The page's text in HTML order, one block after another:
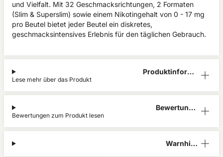
und Vielfalt. Mit 32 Geschmacksrichtungen, 2 Formaten
(Slim & Superslim) sowie einem Nikotingehalt von 0 - 17 mg
pro Beutel bietet jeder Beutel ein diskretes,
geschmacksintensives Erlebnis für den täglichen Gebrauch.
Produktinform
Lese mehr über das Produkt
Bewertunge
Bewertungen zum Produkt lesen
Warnhinw